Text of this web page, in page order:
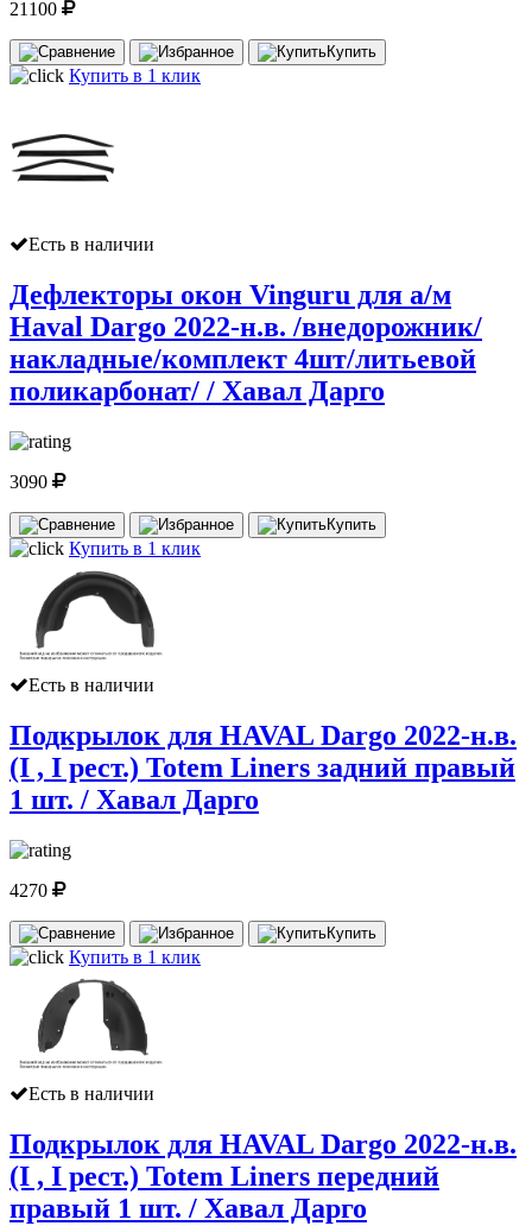
21100
Купить
Купить в 1 клик
Есть в наличии
Дефлекторы окон Vinguru для а/м
Haval Dargo 2022-н.в. /внедорожник/
накладные/комплект 4шт/литьевой
поликарбонат/ / Хавал Дарго
3090
Купить
Купить в 1 клик
Есть в наличии
Подкрылок для HAVAL Dargo 2022-н.в.
(I , I рест.) Totem Liners задний правый
1 шт. / Хавал Дарго
4270
Купить
Купить в 1 клик
Есть в наличии
Подкрылок для HAVAL Dargo 2022-н.в.
(I , I рест.) Totem Liners передний
правый 1 шт. / Хавал Дарго